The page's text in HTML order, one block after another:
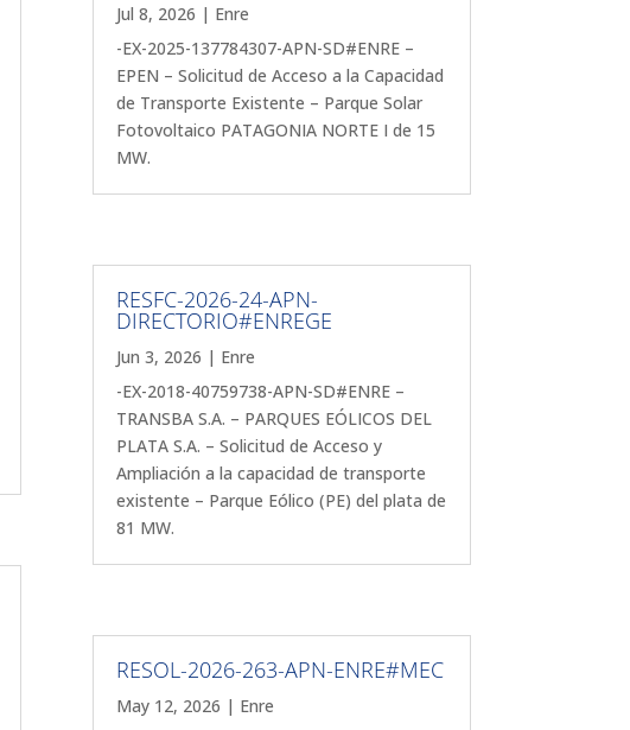
Jul 8, 2026 | Enre
-EX-2025-137784307-APN-SD#ENRE –
EPEN – Solicitud de Acceso a la Capacidad
de Transporte Existente – Parque Solar
Fotovoltaico PATAGONIA NORTE I de 15
MW.
RESFC-2026-24-APN-
DIRECTORIO#ENREGE
Jun 3, 2026 | Enre
-EX-2018-40759738-APN-SD#ENRE –
TRANSBA S.A. – PARQUES EÓLICOS DEL
PLATA S.A. – Solicitud de Acceso y
Ampliación a la capacidad de transporte
existente – Parque Eólico (PE) del plata de
81 MW.
RESOL-2026-263-APN-ENRE#MEC
May 12, 2026 | Enre